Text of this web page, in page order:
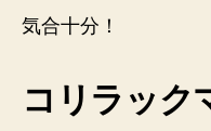
気合十分！
コリラッ